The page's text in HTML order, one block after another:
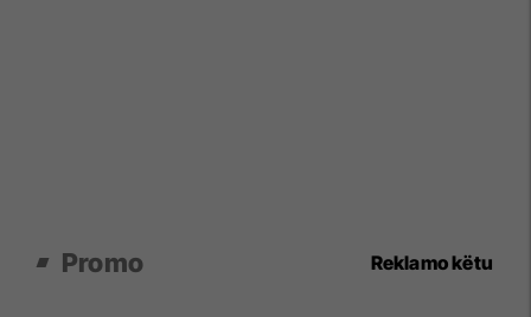
Promo Reklamo këtu